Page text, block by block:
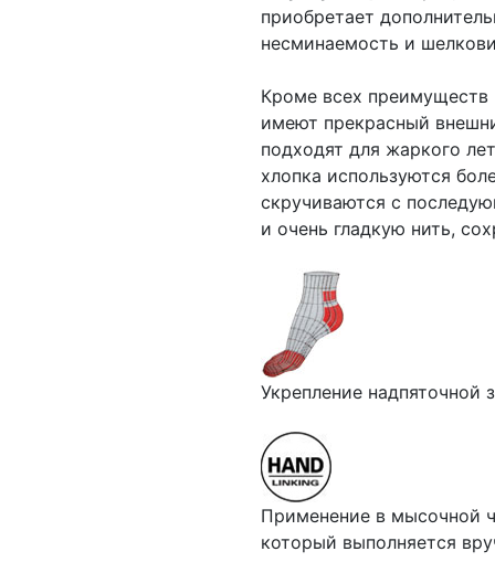
приобретает
несминаемость и
Кроме всех преимуществ
имеют прекрасный
подходят для жаркого
хлопка используются
скручиваются с
и очень гладкую нить,
Укрепление надпяточной
Применение в мысочной
который выполняется